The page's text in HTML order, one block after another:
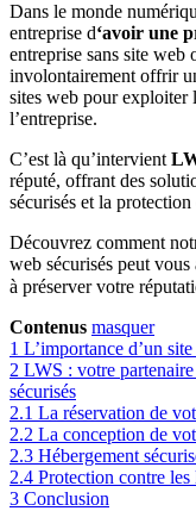
Dans le monde
entreprise d‘avoir une
entreprise sans site web
involontairement offrir
sites web pour exploiter
l’entreprise.
C’est là qu’intervient
réputé, offrant des
sécurisés et la
Découvrez comment
web sécurisés peut
à préserver votre
Contenus masquer
1 L’importance d’un
2 LWS : votre
sécurisés
2.1 La réservation de
2.2 La conception de
2.3 Hébergement
2.4 Protection contre
3 Conclusion